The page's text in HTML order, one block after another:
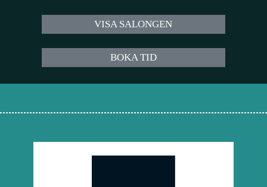
VISA SALONGEN
BOKA TID